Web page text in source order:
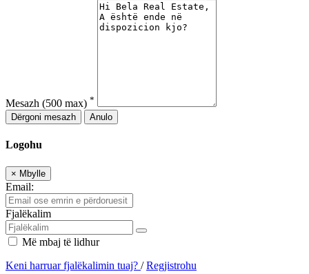
Mesazh (500 max) *
Dërgoni mesazh
Anulo
Logohu
× Mbylle
Email:
Fjalëkalim
Më mbaj të lidhur
Keni harruar fjalëkalimin tuaj? /Regjistrohu